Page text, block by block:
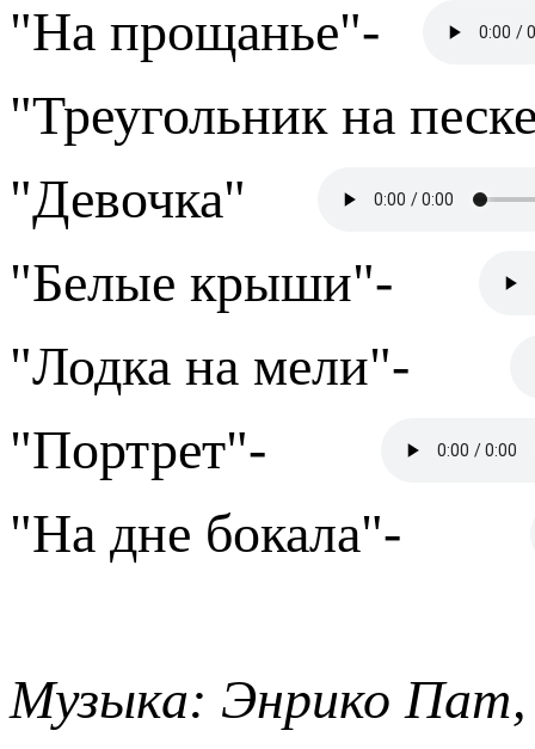
"На прощанье"-
"Треугольник на
"Девочка"
"Белые крыши"-
"Лодка на мели"-
"Портрет"-
"На дне бокала"-
Музыка: Энрико Пат,